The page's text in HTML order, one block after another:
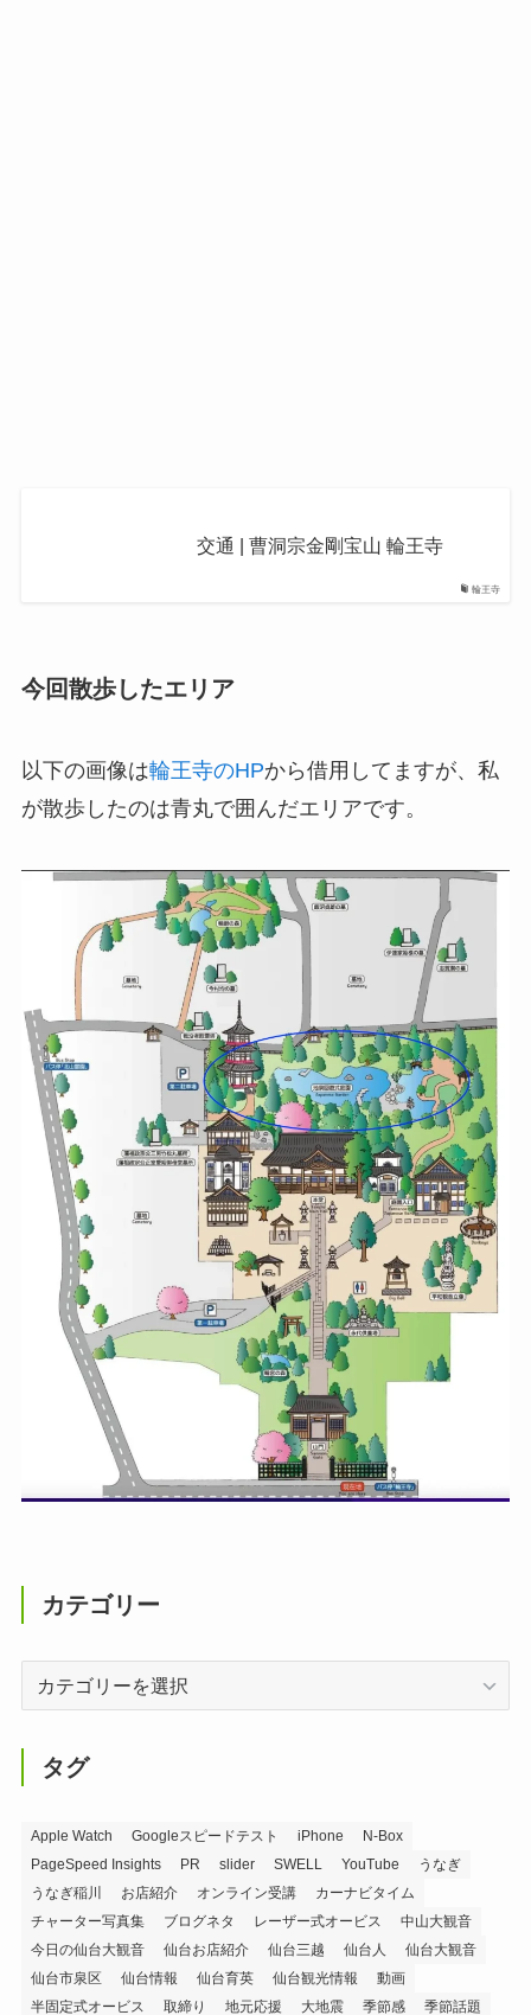
輪王寺
交通 | 曹洞宗金剛宝山 輪王寺
今回散歩したエリア
以下の画像は輪王寺のHPから借用してますが、私
が散歩したのは青丸で囲んだエリアです。
カテゴリー
ー
タグ
Apple Watch Googleスピードテスト iPhone
N-Box
PageSpeed Insights
PR slider SWELL YouTube
うなぎ
うなぎ稲川
お店紹介 オンライン受講
カーナビタイム
チャーター写真集
ブログネタ レーザー式オービス
中山大観音
今日の仙台大観音
仙台お店紹介 仙台三越 仙台人
仙台大観音
仙台市泉区
仙台情報 仙台育英 仙台観光情報
動画
半固定式オービス
取締り 地元応援 大地震 季節感 季節話題